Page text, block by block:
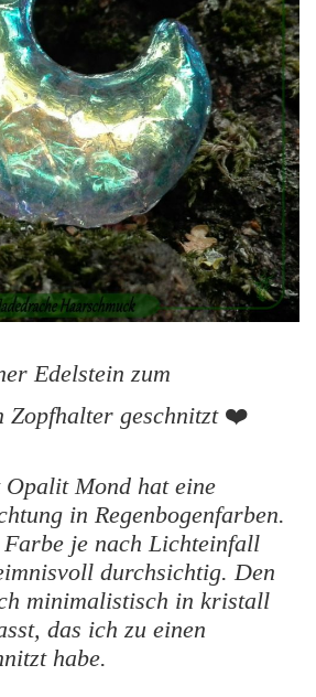
Edelstein zum
Zopfhalter geschnitzt❤️
Mond hat eine
in Regenbogenfarben.
je nach Lichteinfall
durchsichtig. Den
minimalistisch in kristall
das ich zu einen
habe.